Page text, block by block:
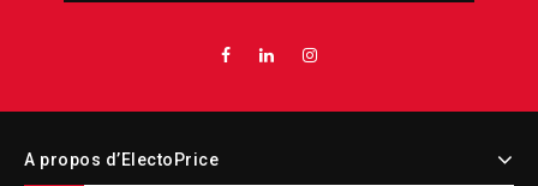
A propos d’ElectoPrice